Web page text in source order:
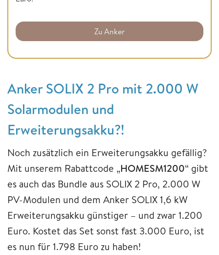
Zu Anker
Anker SOLIX 2 Pro mit 2.000 W
Solarmodulen und
Erweiterungsakku?!
Noch zusätzlich ein Erweiterungsakku gefällig?
Mit unserem Rabattcode „HOMESM1200“ gibt
es auch das Bundle aus SOLIX 2 Pro, 2.000 W
PV-Modulen und dem Anker SOLIX 1,6 kW
Erweiterungsakku günstiger – und zwar 1.200
Euro. Kostet das Set sonst fast 3.000 Euro, ist
es nun für 1.798 Euro zu haben!